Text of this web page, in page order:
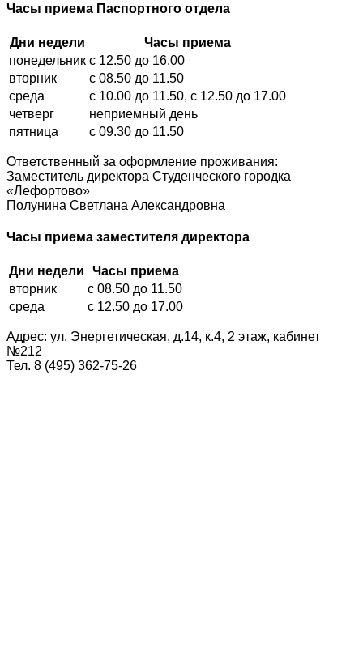
Часы приема Паспортного отдела
Дни недели
Часы приема
понедельник с 12.50 до 16.00
вторник
с 08.50 до 11.50
среда
с 10.00 до 11.50, с 12.50 до 17.00
четверг
неприемный день
пятница
с 09.30 до 11.50
Ответственный за оформление проживания:
Заместитель директора Студенческого городка
«Лефортово»
Полунина Светлана Александровна
Часы приема заместителя директора
Дни недели
Часы приема
вторник
с 08.50 до 11.50
среда
с 12.50 до 17.00
Адрес: ул. Энергетическая, д.14, к.4, 2 этаж, кабинет
№212
Тел. 8 (495) 362-75-26